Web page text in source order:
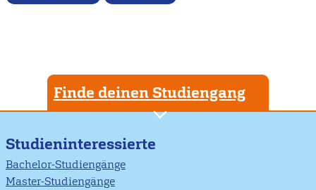
Finde deinen Studiengang
Studieninteressierte
Bachelor-Studiengänge
Master-Studiengänge